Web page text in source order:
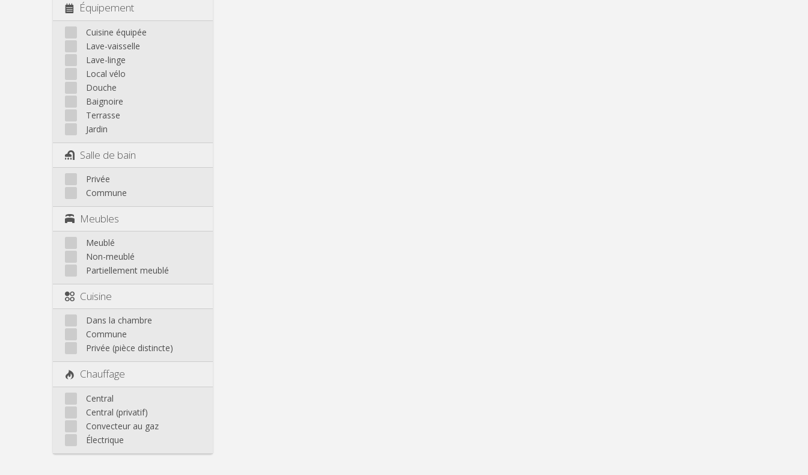
Équipement
Cuisine équipée
Lave-vaisselle
Lave-linge
Local vélo
Douche
Baignoire
Terrasse
Jardin
Salle de bain
Privée
Commune
Meubles
Meublé
Non-meublé
Partiellement meublé
Cuisine
Dans la chambre
Commune
Privée (pièce distincte)
Chauffage
Central
Central (privatif)
Convecteur au gaz
Électrique